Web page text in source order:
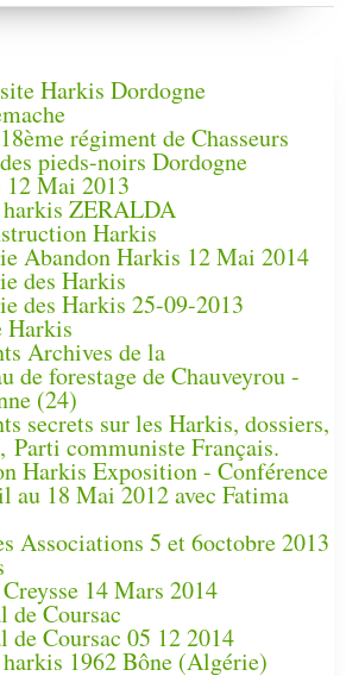
Harkis Dordogne
régiment de Chasseurs
pieds-noirs Dordogne
Mai 2013
ZERALDA
Harkis
Abandon Harkis 12 Mai 2014
des Harkis
des Harkis 25-09-2013
Harkis
Archives de la
de forestage de Chauveyrou -
(24)
secrets sur les Harkis, dossiers,
Parti communiste Français.
Harkis Exposition - Conférence
au 18 Mai 2012 avec Fatima
Associations 5 et 6octobre 2013
14 Mars 2014
Coursac
Coursac 05 12 2014
1962 Bône (Algérie)